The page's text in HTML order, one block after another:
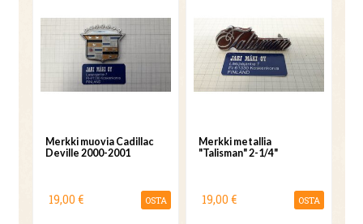
Merkki muovia Cadillac
Deville 2000-2001
19,00 € OSTA
Merkki metallia
"Talisman" 2-1/4"
19,00 € OSTA